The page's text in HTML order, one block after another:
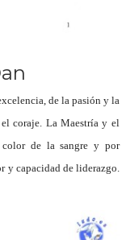
de la pasión y la
coraje. La Maestría y el
de la sangre y por
y capacidad de liderazgo.